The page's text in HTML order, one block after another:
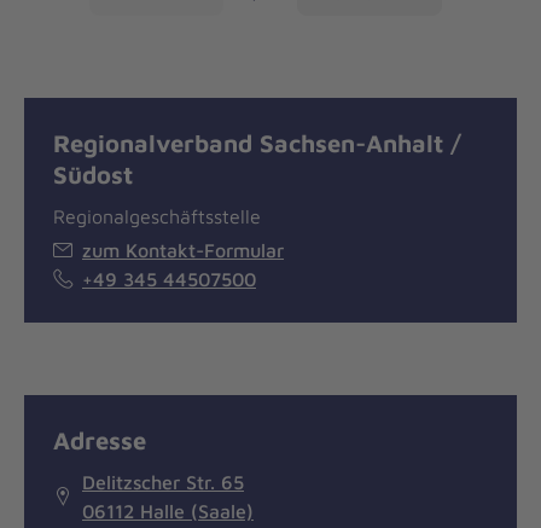
Regionalverband Sachsen-Anhalt /
Südost
Regionalgeschäftsstelle
zum Kontakt-Formular
+49 345 44507500
Adresse
Delitzscher Str. 65
06112 Halle (Saale)